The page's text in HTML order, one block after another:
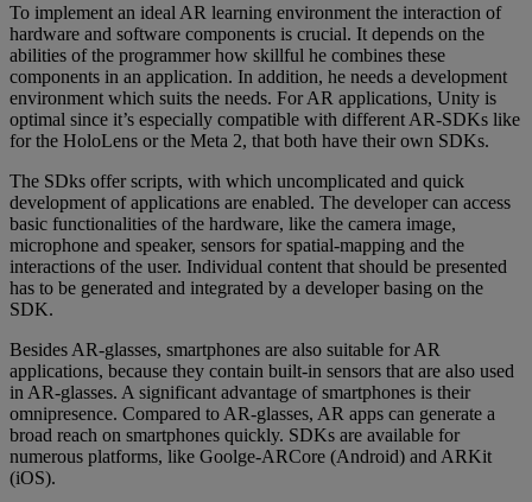
To implement an ideal AR learning environment the interaction of
hardware and software components is crucial. It depends on the
abilities of the programmer how skillful he combines these
components in an application. In addition, he needs a development
environment which suits the needs. For AR applications, Unity is
optimal since it’s especially compatible with different AR-SDKs like
for the HoloLens or the Meta 2, that both have their own SDKs.
The SDks offer scripts, with which uncomplicated and quick
development of applications are enabled. The developer can access
basic functionalities of the hardware, like the camera image,
microphone and speaker, sensors for spatial-mapping and the
interactions of the user. Individual content that should be presented
has to be generated and integrated by a developer basing on the
SDK.
Besides AR-glasses, smartphones are also suitable for AR
applications, because they contain built-in sensors that are also used
in AR-glasses. A significant advantage of smartphones is their
omnipresence. Compared to AR-glasses, AR apps can generate a
broad reach on smartphones quickly. SDKs are available for
numerous platforms, like Goolge-ARCore (Android) and ARKit
(iOS).